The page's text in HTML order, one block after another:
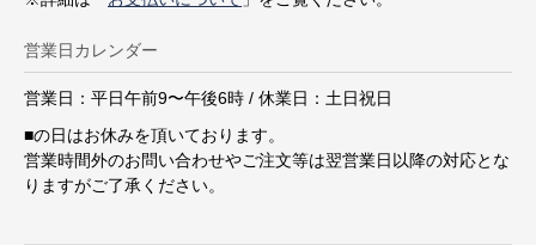
営業日カレンダー
営業日：平日午前9〜午後6時 / 休業日：土日祝日
■の日はお休みを頂いております。
営業時間外のお問い合わせやご注文等は翌営業日以降の対応とな
りますがご了承ください。